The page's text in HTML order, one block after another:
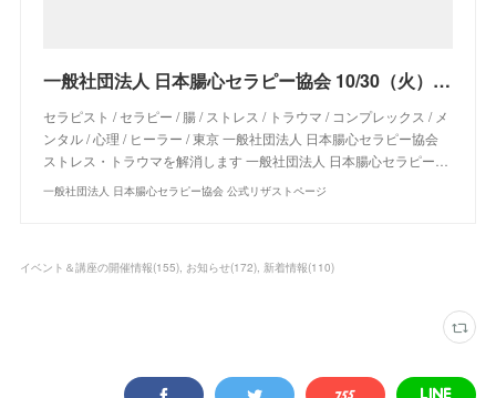
一般社団法人 日本腸心セラピー協会 10/30（火）【東京】ココロも性格も丸わかり！？「オモシロ腸相診断®︎士」養成コース（１DAY完結！）
セラピスト / セラピー / 腸 / ストレス / トラウマ / コンプレックス / メ
ンタル / 心理 / ヒーラー / 東京 一般社団法人 日本腸心セラピー協会
ストレス・トラウマを解消します 一般社団法人 日本腸心セラピー…
一般社団法人 日本腸心セラピー協会 公式リザストページ
イベント＆講座の開催情報(155) お知らせ(172) 新着情報(110)